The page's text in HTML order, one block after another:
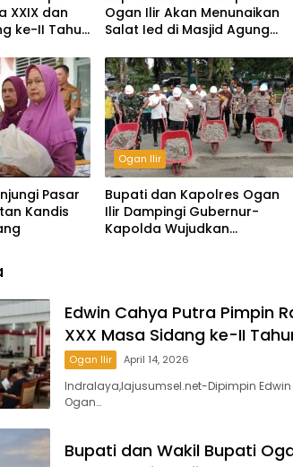
XXIX dan
ke-II Tahun
Ogan Ilir Akan Menunaikan
Salat Ied di Masjid Agung
Pasar
Kandis
Ogan Ilir
Bupati dan Kapolres Ogan
Ilir Dampingi Gubernur-
Kapolda Wujudkan
Edwin Cahya Putra Pimpin
XXX Masa Sidang ke-II
Ogan Ilir April 14, 2026
Indralaya,lajusumsel.net-Dipimpin Edwin
Ogan…
Bupati dan Wakil Bupati